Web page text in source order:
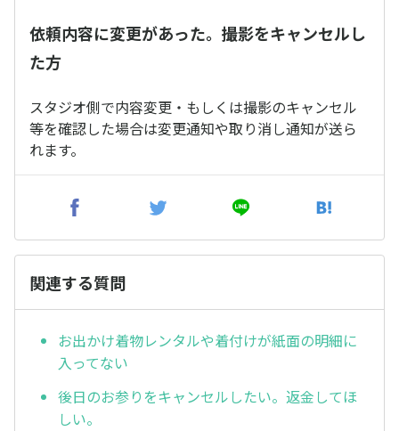
依頼内容に変更があった。撮影をキャンセルし
た方
スタジオ側で内容変更・もしくは撮影のキャンセル
等を確認した場合は変更通知や取り消し通知が送ら
れます。
関連する質問
お出かけ着物レンタルや着付けが紙面の明細に
入ってない
後日のお参りをキャンセルしたい。返金してほ
しい。